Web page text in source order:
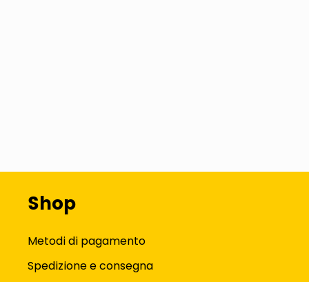
Shop
Metodi di pagamento
Spedizione e consegna